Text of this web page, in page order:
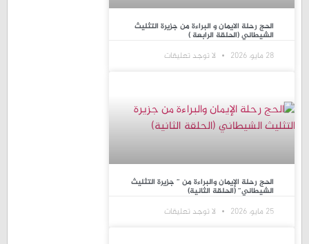
الحج رحلة الايمان و البراءة من جزيرة التثليث
الشيطاني (الحلقة الرابعة )
28 مايو، 2026 لا توجد تعليقات
الحج رحلة الإيمان والبراءة من ” جزيرة التثليث
الشيطاني” (الحلقة الثانية)
25 مايو، 2026 لا توجد تعليقات